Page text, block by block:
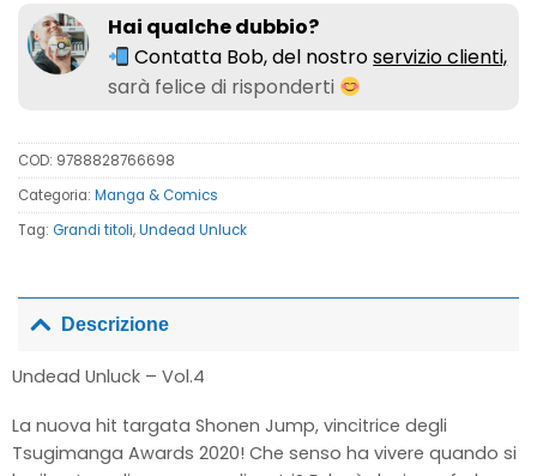
Hai qualche dubbio?
Contatta Bob, del nostroservizio clienti,
sarà felice di risponderti
COD: 9788828766698
Categoria: Manga & Comics
Tag: Grandi titoli,Undead Unluck
Descrizione
Undead Unluck – Vol.4
La nuova hit targata Shonen Jump, vincitrice degli
Tsugimanga Awards 2020! Che senso ha vivere quando si